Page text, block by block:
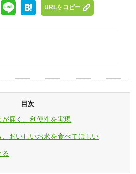
URLをコピー
目次
届く、利便性を実現
おいしいお米を食べてほしい
る